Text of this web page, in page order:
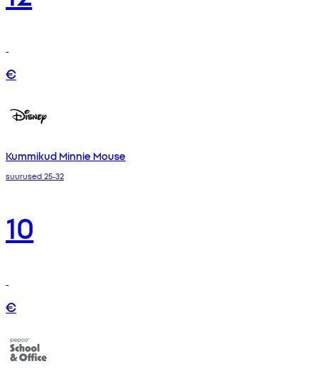
€
Kummikud Minnie Mouse
suurused 25-32
10
€